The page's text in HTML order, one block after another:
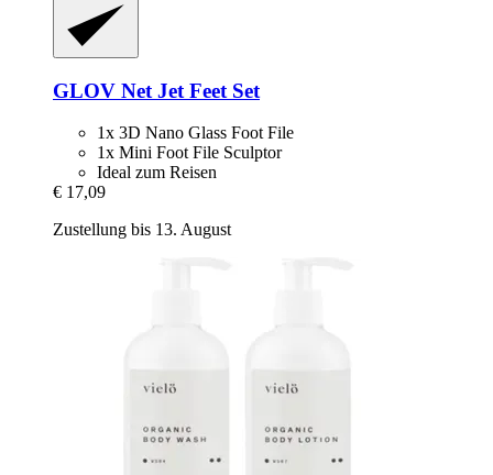
GLOV Net Jet Feet Set
1x 3D Nano Glass Foot File
1x Mini Foot File Sculptor
Ideal zum Reisen
€ 17,09
Zustellung bis 13. August